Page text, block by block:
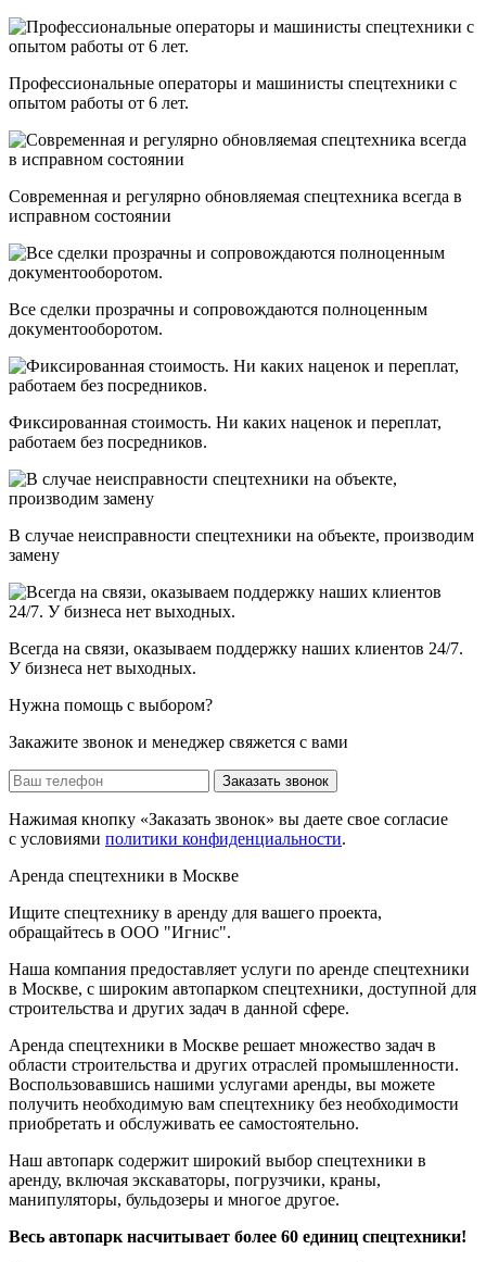
Профессиональные операторы и машинисты спецтехники с
опытом работы от 6 лет.
Современная и регулярно обновляемая спецтехника всегда в
исправном состоянии
Все сделки прозрачны и сопровождаются полноценным
документооборотом.
Фиксированная стоимость. Ни каких наценок и переплат,
работаем без посредников.
В случае неисправности спецтехники на объекте, производим
замену
Всегда на связи, оказываем поддержку наших клиентов 24/7.
У бизнеса нет выходных.
Нужна помощь с выбором?
Закажите звонок и менеджер свяжется с вами
Заказать звонок
Нажимая кнопку «Заказать звонок» вы даете свое согласие
с условиями политики конфиденциальности.
Аренда спецтехники в Москве
Ищите спецтехнику в аренду для вашего проекта,
обращайтесь в ООО "Игнис".
Наша компания предоставляет услуги по аренде спецтехники
в Москве, с широким автопарком спецтехники, доступной для
строительства и других задач в данной сфере.
Аренда спецтехники в Москве решает множество задач в
области строительства и других отраслей промышленности.
Воспользовавшись нашими услугами аренды, вы можете
получить необходимую вам спецтехнику без необходимости
приобретать и обслуживать ее самостоятельно.
Наш автопарк содержит широкий выбор спецтехники в
аренду, включая экскаваторы, погрузчики, краны,
манипуляторы, бульдозеры и многое другое.
Весь автопарк насчитывает более 60 единиц спецтехники!